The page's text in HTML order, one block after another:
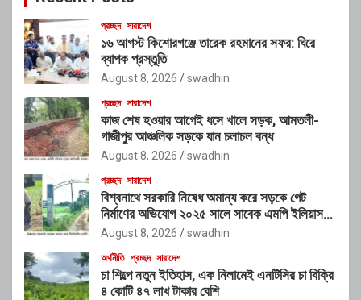
প্রচ্ছদ সারাদেশ
১৬ আগস্ট কিশোরগঞ্জে তারেক রহমানের সফর: ঘিরে
ব্যাপক প্রস্তুতি
August 8, 2026 swadhin
প্রচ্ছদ সারাদেশ
কাজ শেষ হওয়ার আগেই ধসে খালে সড়ক, আমতলী-
গাজীপুর আঞ্চলিক সড়কে যান চলাচল বন্ধ
August 8, 2026 swadhin
প্রচ্ছদ সারাদেশ
বিশ্বনাথে সরকারি নিষেধ অমান্য করে সড়কে গেট
নির্মাণের অভিযোগ ২০২৫ সালে সাবেক এমপি ইলিয়াস
আলীর নামে নামফলক স্থাপনের অভিযোগ
August 8, 2026 swadhin
অর্থনীতি প্রচ্ছদ সারাদেশ
চা শিল্পে নতুন ইতিহাস, এক নিলামেই এনটিসির চা বিক্রি
৪ কোটি ৪৭ লাখ টাকার বেশি